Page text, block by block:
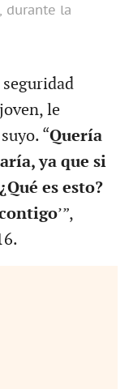
durante la
le
“Quería
ya que si
es esto?
’”,